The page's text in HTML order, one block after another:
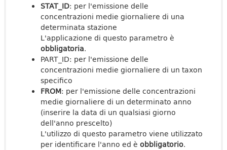
STAT_ID: per l'emissione delle
concentrazioni medie giornaliere di una
determinata stazione
L'applicazione di questo parametro è
obbligatoria.
PART_ID: per l'emissione delle
concentrazioni medie giornaliere di un taxon
specifico
FROM: per l'emissione delle concentrazioni
medie giornaliere di un determinato anno
(inserire la data di un qualsiasi giorno
dell'anno prescelto)
L'utilizzo di questo parametro viene utilizzato
per identificare l'anno ed è obbligatorio.